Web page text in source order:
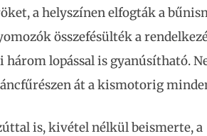
a helyszínen elfogták a
összefésülték a
lopással is gyanúsítható.
át a kismotorig
is, kivétel nélkül beismerte, a